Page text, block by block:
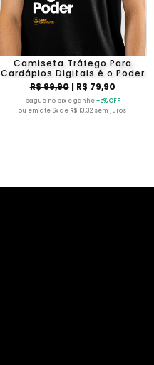
Camiseta Tráfego Para
Cardápios Digitais é o Poder
R$ 99,90| R$ 79,90
pague no pix e ganhe+5% OFF
ou em até 6x de R$ 13,32 sem juros